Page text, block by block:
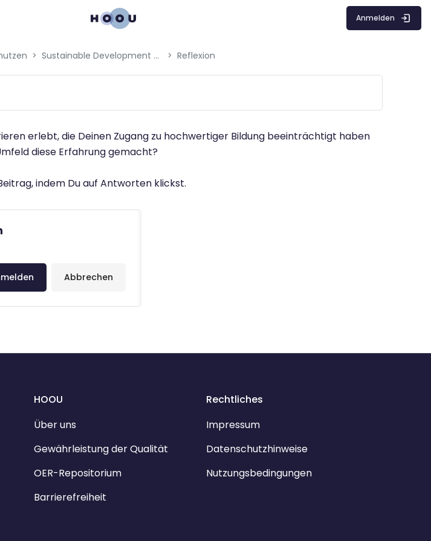
Anmelden
Sustainable Development Goals & SDG 4: Hochwertige Bildung Reflexion
erlebt, die Deinen Zugang zu hochwertiger Bildung beeinträchtigt haben
diese Erfahrung gemacht?
indem Du auf Antworten klickst.
Abbrechen
HOOU
Über uns
Gewährleistung der Qualität
OER-Repositorium
Barrierefreiheit
Rechtliches
Impressum
Datenschutzhinweise
Nutzungsbedingungen